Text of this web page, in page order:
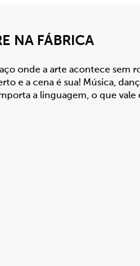
NA FÁBRICA
onde a arte acontece sem
e a cena é sua! Música,
a linguagem, o que vale